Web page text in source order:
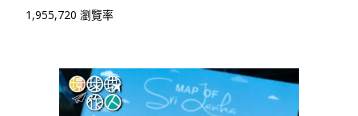
1,955,720 瀏覽率